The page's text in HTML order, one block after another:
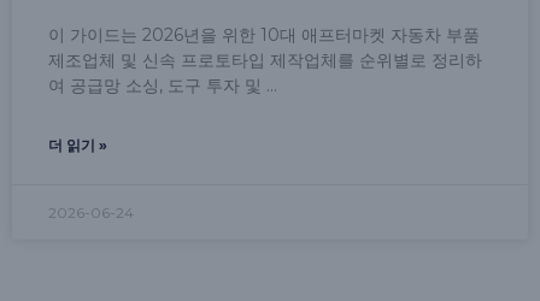
이 가이드는 2026년을 위한 10대 애프터마켓 자동차 부품
제조업체 및 신속 프로토타입 제작업체를 순위별로 정리하
여 공급망 소싱, 도구 투자 및
더 읽기 »
2026-06-24